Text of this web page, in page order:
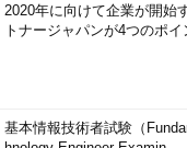
2020年に向けて企業が開始
トナージャパンが4つのポ
基本情報技術者試験（